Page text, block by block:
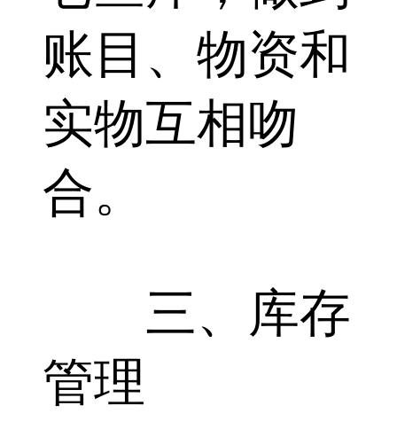
账目、物资和
实物互相吻
合。
三、库存
管理